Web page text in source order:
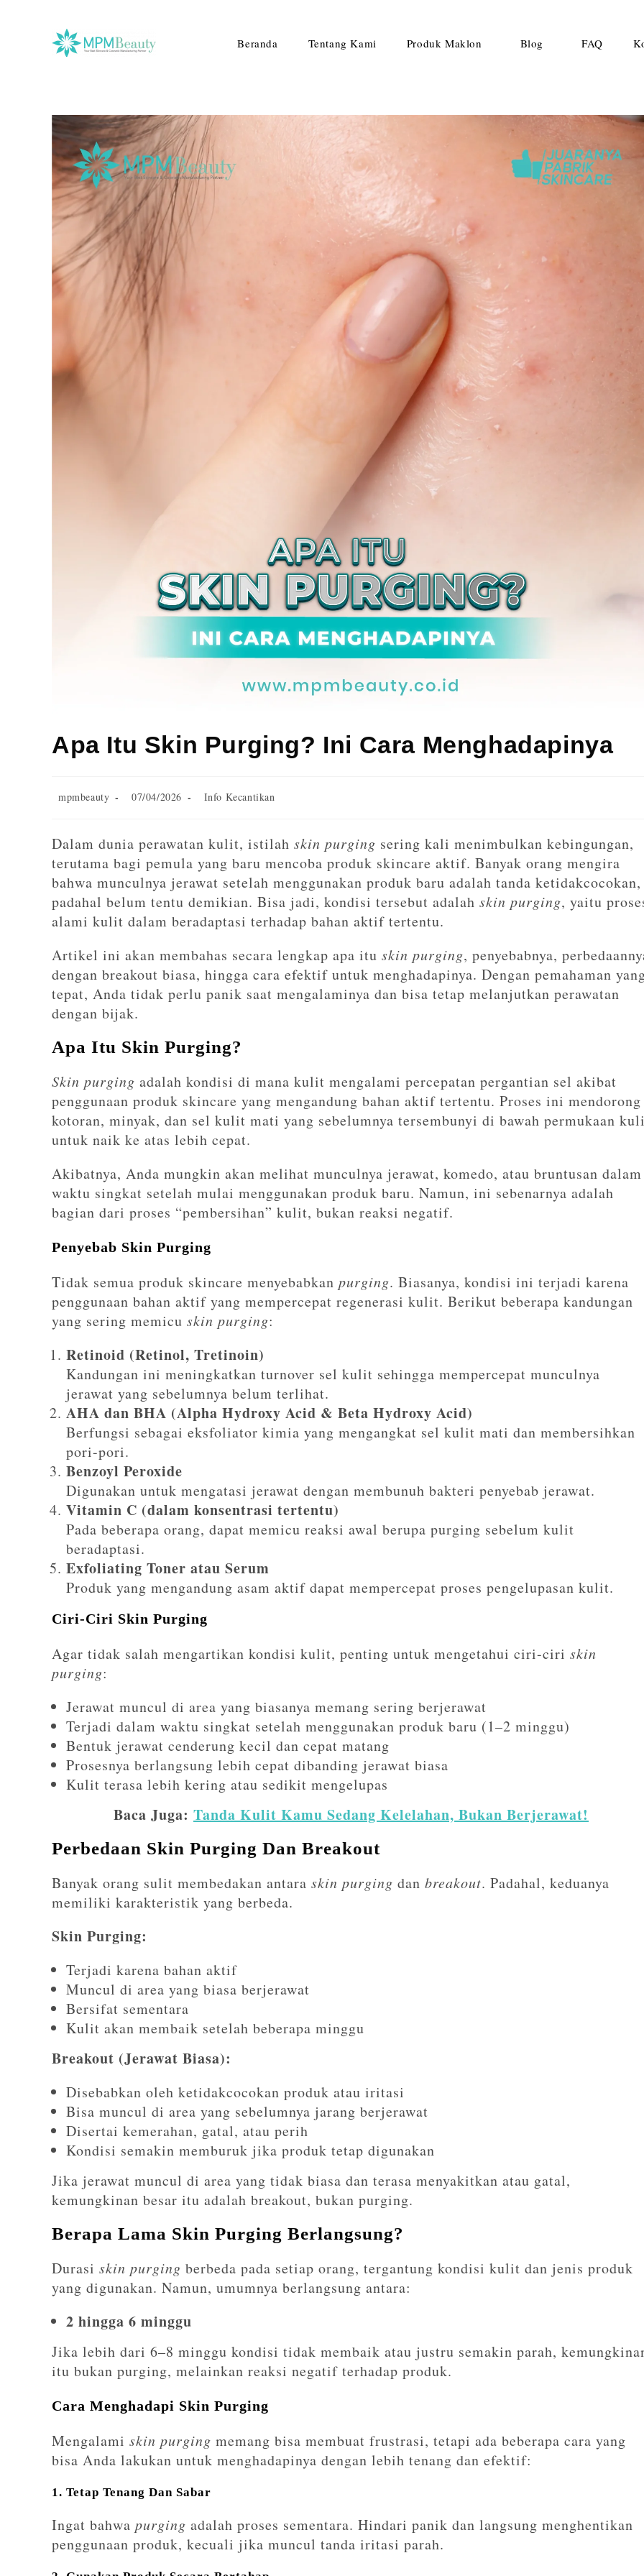
Beranda Tentang Kami Produk Maklon Blog FAQ
Apa Itu Skin Purging? Ini Cara Menghadapinya
mpmbeauty 07/04/2026 Info Kecantikan
Dalam dunia perawatan kulit, istilah skin purging sering kali menimbulkan kebingungan,
terutama bagi pemula yang baru mencoba produk skincare aktif. Banyak orang mengira
bahwa munculnya jerawat setelah menggunakan produk baru adalah tanda ketidakcocokan,
padahal belum tentu demikian. Bisa jadi, kondisi tersebut adalah skin purging, yaitu
alami kulit dalam beradaptasi terhadap bahan aktif tertentu.
Artikel ini akan membahas secara lengkap apa itu skin purging, penyebabnya,
dengan breakout biasa, hingga cara efektif untuk menghadapinya. Dengan pemahaman
tepat, Anda tidak perlu panik saat mengalaminya dan bisa tetap melanjutkan perawatan
dengan bijak.
Apa Itu Skin Purging?
Skin purging adalah kondisi di mana kulit mengalami percepatan pergantian sel akibat
penggunaan produk skincare yang mengandung bahan aktif tertentu. Proses ini mendorong
kotoran, minyak, dan sel kulit mati yang sebelumnya tersembunyi di bawah permukaan
untuk naik ke atas lebih cepat.
Akibatnya, Anda mungkin akan melihat munculnya jerawat, komedo, atau bruntusan dalam
waktu singkat setelah mulai menggunakan produk baru. Namun, ini sebenarnya adalah
bagian dari proses “pembersihan” kulit, bukan reaksi negatif.
Penyebab Skin Purging
Tidak semua produk skincare menyebabkan purging. Biasanya, kondisi ini terjadi karena
penggunaan bahan aktif yang mempercepat regenerasi kulit. Berikut beberapa kandungan
yang sering memicu skin purging:
Retinoid (Retinol, Tretinoin)
Kandungan ini meningkatkan turnover sel kulit sehingga mempercepat munculnya
jerawat yang sebelumnya belum terlihat.
AHA dan BHA (Alpha Hydroxy Acid & Beta Hydroxy Acid)
Berfungsi sebagai eksfoliator kimia yang mengangkat sel kulit mati dan membersihkan
pori-pori.
Benzoyl Peroxide
Digunakan untuk mengatasi jerawat dengan membunuh bakteri penyebab jerawat.
Vitamin C (dalam konsentrasi tertentu)
Pada beberapa orang, dapat memicu reaksi awal berupa purging sebelum kulit
beradaptasi.
Exfoliating Toner atau Serum
Produk yang mengandung asam aktif dapat mempercepat proses pengelupasan kulit.
Ciri-Ciri Skin Purging
Agar tidak salah mengartikan kondisi kulit, penting untuk mengetahui ciri-ciri skin
purging:
Jerawat muncul di area yang biasanya memang sering berjerawat
Terjadi dalam waktu singkat setelah menggunakan produk baru (1–2 minggu)
Bentuk jerawat cenderung kecil dan cepat matang
Prosesnya berlangsung lebih cepat dibanding jerawat biasa
Kulit terasa lebih kering atau sedikit mengelupas
Baca Juga: Tanda Kulit Kamu Sedang Kelelahan, Bukan Berjerawat!
Perbedaan Skin Purging Dan Breakout
Banyak orang sulit membedakan antara skin purging dan breakout. Padahal, keduanya
memiliki karakteristik yang berbeda.
Skin Purging:
Terjadi karena bahan aktif
Muncul di area yang biasa berjerawat
Bersifat sementara
Kulit akan membaik setelah beberapa minggu
Breakout (Jerawat Biasa):
Disebabkan oleh ketidakcocokan produk atau iritasi
Bisa muncul di area yang sebelumnya jarang berjerawat
Disertai kemerahan, gatal, atau perih
Kondisi semakin memburuk jika produk tetap digunakan
Jika jerawat muncul di area yang tidak biasa dan terasa menyakitkan atau gatal,
kemungkinan besar itu adalah breakout, bukan purging.
Berapa Lama Skin Purging Berlangsung?
Durasi skin purging berbeda pada setiap orang, tergantung kondisi kulit dan jenis produk
yang digunakan. Namun, umumnya berlangsung antara:
2 hingga 6 minggu
Jika lebih dari 6–8 minggu kondisi tidak membaik atau justru semakin parah,
itu bukan purging, melainkan reaksi negatif terhadap produk.
Cara Menghadapi Skin Purging
Mengalami skin purging memang bisa membuat frustrasi, tetapi ada beberapa cara yang
bisa Anda lakukan untuk menghadapinya dengan lebih tenang dan efektif:
1. Tetap Tenang Dan Sabar
Ingat bahwa purging adalah proses sementara. Hindari panik dan langsung menghentikan
penggunaan produk, kecuali jika muncul tanda iritasi parah.